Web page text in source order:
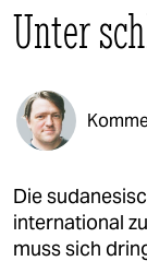
politik
öko
gesellschaft
kultur
sport
Unter
Die
international
muss sich